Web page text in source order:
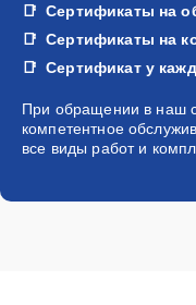
Сертификаты на
Сертификаты на
Сертификат у
При обращении в наш
компетентное
все виды работ и